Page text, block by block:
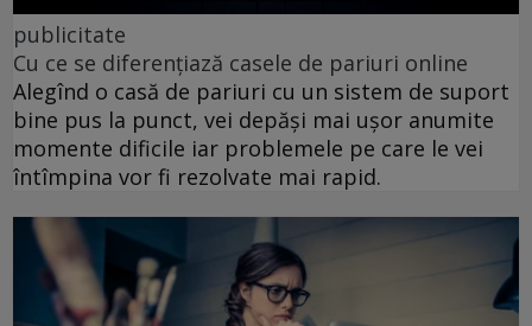
publicitate
Cu ce se diferențiază casele de pariuri online
Alegînd o casă de pariuri cu un sistem de suport
bine pus la punct, vei depăși mai ușor anumite
momente dificile iar problemele pe care le vei
întîmpina vor fi rezolvate mai rapid.